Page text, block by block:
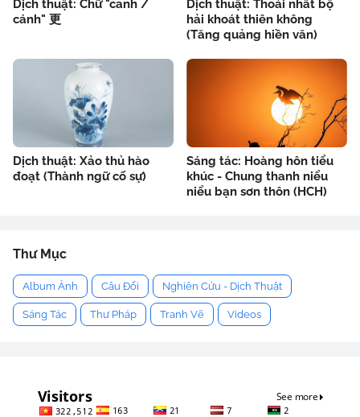
Dịch thuật: Chữ "canh /
cánh" 更
Dịch thuật: Thoái nhất bộ
hải khoát thiên không
(Tăng quảng hiền văn)
Dịch thuật: Xảo thủ hào
đoạt (Thành ngữ cố sự)
Sáng tác: Hoàng hôn tiểu
khúc - Chung thanh niểu
niểu bạn sơn thôn (HCH)
Thư Mục
Album Ảnh Câu Đối Nghiên Cứu - Dịch Thuật
Sáng Tác Thư Pháp Tranh Vẽ Videos